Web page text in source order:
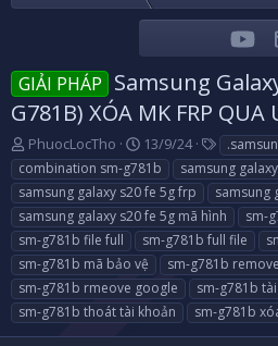
FacebookTwitter
GIẢI PHÁP Samsung
G781B) XÓA MK FRP QUA
T
h
r
e
a
d
s
t
a
r
t
PhuocLocTho
N
g
à
y
g
ử
i
13/9/24
T
a
g
s
combination sm-g781b
samsung
samsung galaxy s20 fe 5g frp
samsung
samsung galaxy s20 fe 5g mã hình
sm-
sm-g781b file full
sm-g781b full file
sm-g781b mã bảo vệ
sm-g781b
sm-g781b rmeove google
sm-g781b
sm-g781b thoát tài khoản
sm-g781b